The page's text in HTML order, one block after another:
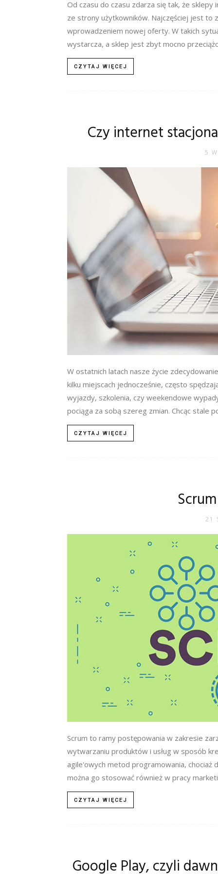
Od czasu do czasu zdarza się tak, że
ze strony użytkowników. Najczęściej jest to
wprowadzeniem nowej oferty. W takich
wystarcza, a sklep jest zbyt mocno
CZYTAJ WIĘCEJ
Czy internet
5
W ostatnich latach nasze życie
kilku miejscach jednocześnie, często
wyjazdy, szkolenia, czy weekendowe
pociąga za sobą szereg zmian. Chcąc stale
CZYTAJ WIĘCEJ
21
Scrum to ramy postępowania w zakresie
wytwarzaniu produktów i usług w sposób
agile'owych metod programowania,
można go stosować również w pracy
CZYTAJ WIĘCEJ
Google Play, czyli